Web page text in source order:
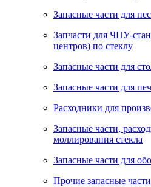
Запасные части для
Запчасти для ЧПУ-
центров) по стеклу
Запасные части для
Запасные части для
Расходники для
Запасные части,
моллирования стекла
Запасные части для
Прочие запасные части